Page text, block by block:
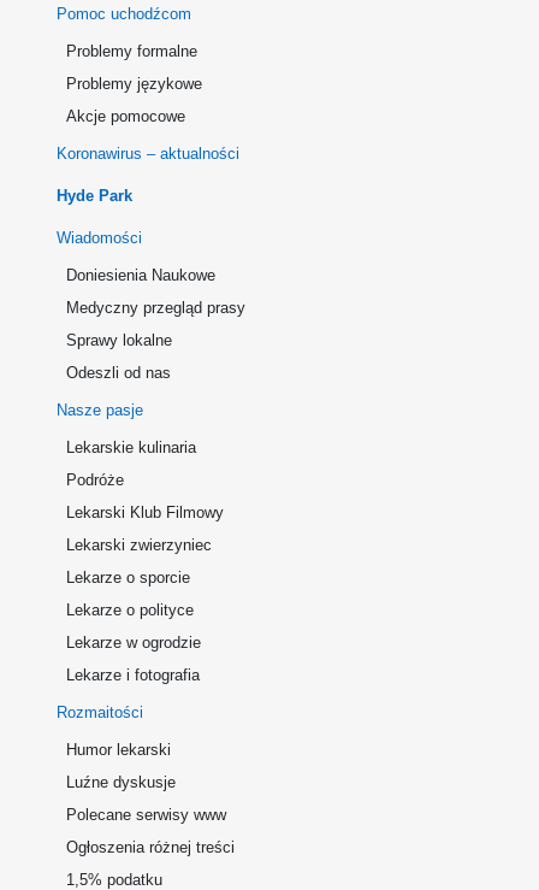
Pomoc uchodźcom
Problemy formalne
Problemy językowe
Akcje pomocowe
Koronawirus – aktualności
Hyde Park
Wiadomości
Doniesienia Naukowe
Medyczny przegląd prasy
Sprawy lokalne
Odeszli od nas
Nasze pasje
Lekarskie kulinaria
Podróże
Lekarski Klub Filmowy
Lekarski zwierzyniec
Lekarze o sporcie
Lekarze o polityce
Lekarze w ogrodzie
Lekarze i fotografia
Rozmaitości
Humor lekarski
Luźne dyskusje
Polecane serwisy www
Ogłoszenia różnej treści
1,5% podatku